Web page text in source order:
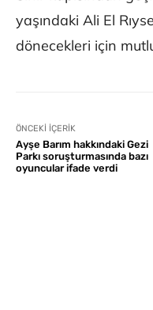
yaşındaki Ali El
dönecekleri için
ÖNCEKI İÇERIK
Ayşe Barım hakkındaki Gezi
Parkı soruşturmasında bazı
oyuncular ifade verdi